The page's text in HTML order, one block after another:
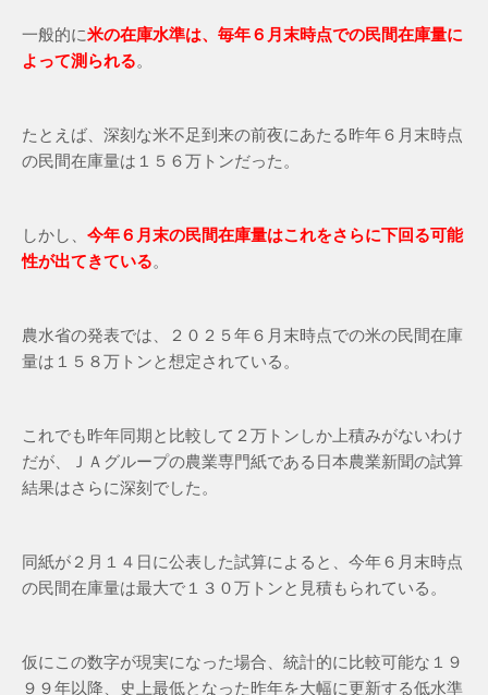
一般的に米の在庫水準は、毎年６月末時点での民間在庫量に
よって測られる。
たとえば、深刻な米不足到来の前夜にあたる昨年６月末時点
の民間在庫量は１５６万トンだった。
しかし、 今年６月末の民間在庫量はこれをさらに下回る可能
性が出てきている。
農水省の発表では、２０２５年６月末時点での米の民間在庫
量は１５８万トンと想定されている。
これでも昨年同期と比較して２万トンしか上積みがないわけ
だが、ＪＡグループの農業専門紙である日本農業新聞の試算
結果はさらに深刻でした。
同紙が２月１４日に公表した試算によると、今年６月末時点
の民間在庫量は最大で１３０万トンと見積もられている。
仮にこの数字が現実になった場合、統計的に比較可能な１９
９９年以降、史上最低となった昨年を大幅に更新する低水準